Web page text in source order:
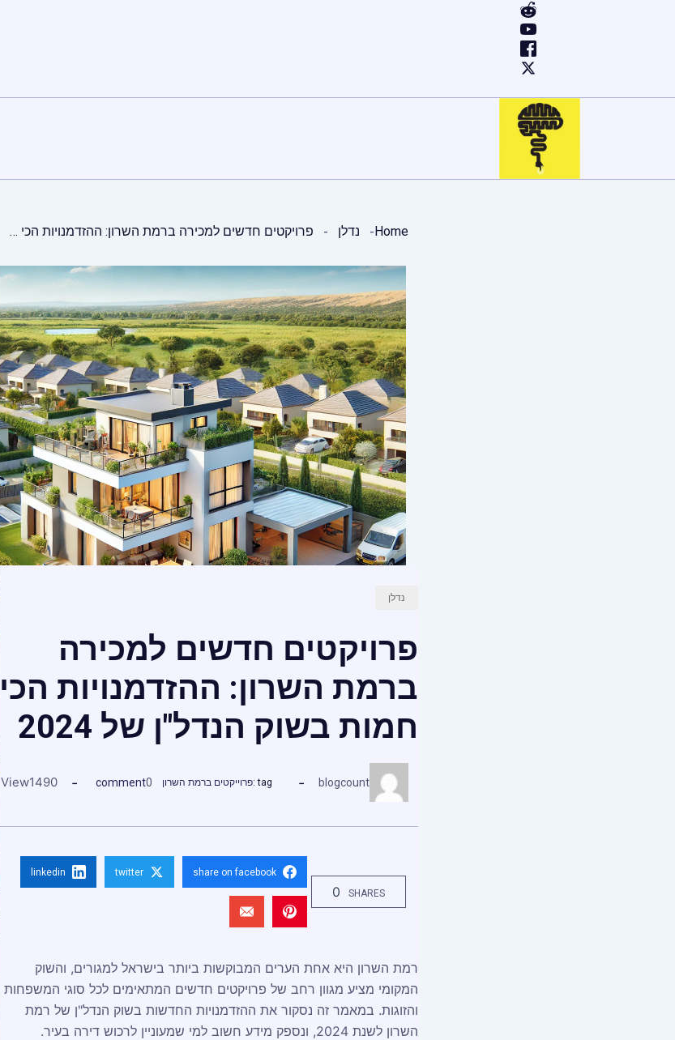
Home נדלן פרויקטים חדשים למכירה ברמת השרון: ההזדמנויות הכי חמות בשוק הנדל"ן של 2024
נדלן
פרויקטים חדשים למכירה
ברמת השרון: ההזדמנויות הכי
חמות בשוק הנדל"ן של 2024
blogcount
tag : פרוייקטים ברמת השרון 0
comment
1490
View
0 SHARES
share on facebook
twitter
linkedin
רמת השרון היא אחת הערים המבוקשות ביותר בישראל למגורים, והשוק
המקומי מציע מגוון רחב של פרויקטים חדשים המתאימים לכל סוגי המשפחות
והזוגות. במאמר זה נסקור את ההזדמנויות החדשות בשוק הנדל"ן של רמת
השרון לשנת 2024, ונספק מידע חשוב למי שמעוניין לרכוש דירה בעיר.